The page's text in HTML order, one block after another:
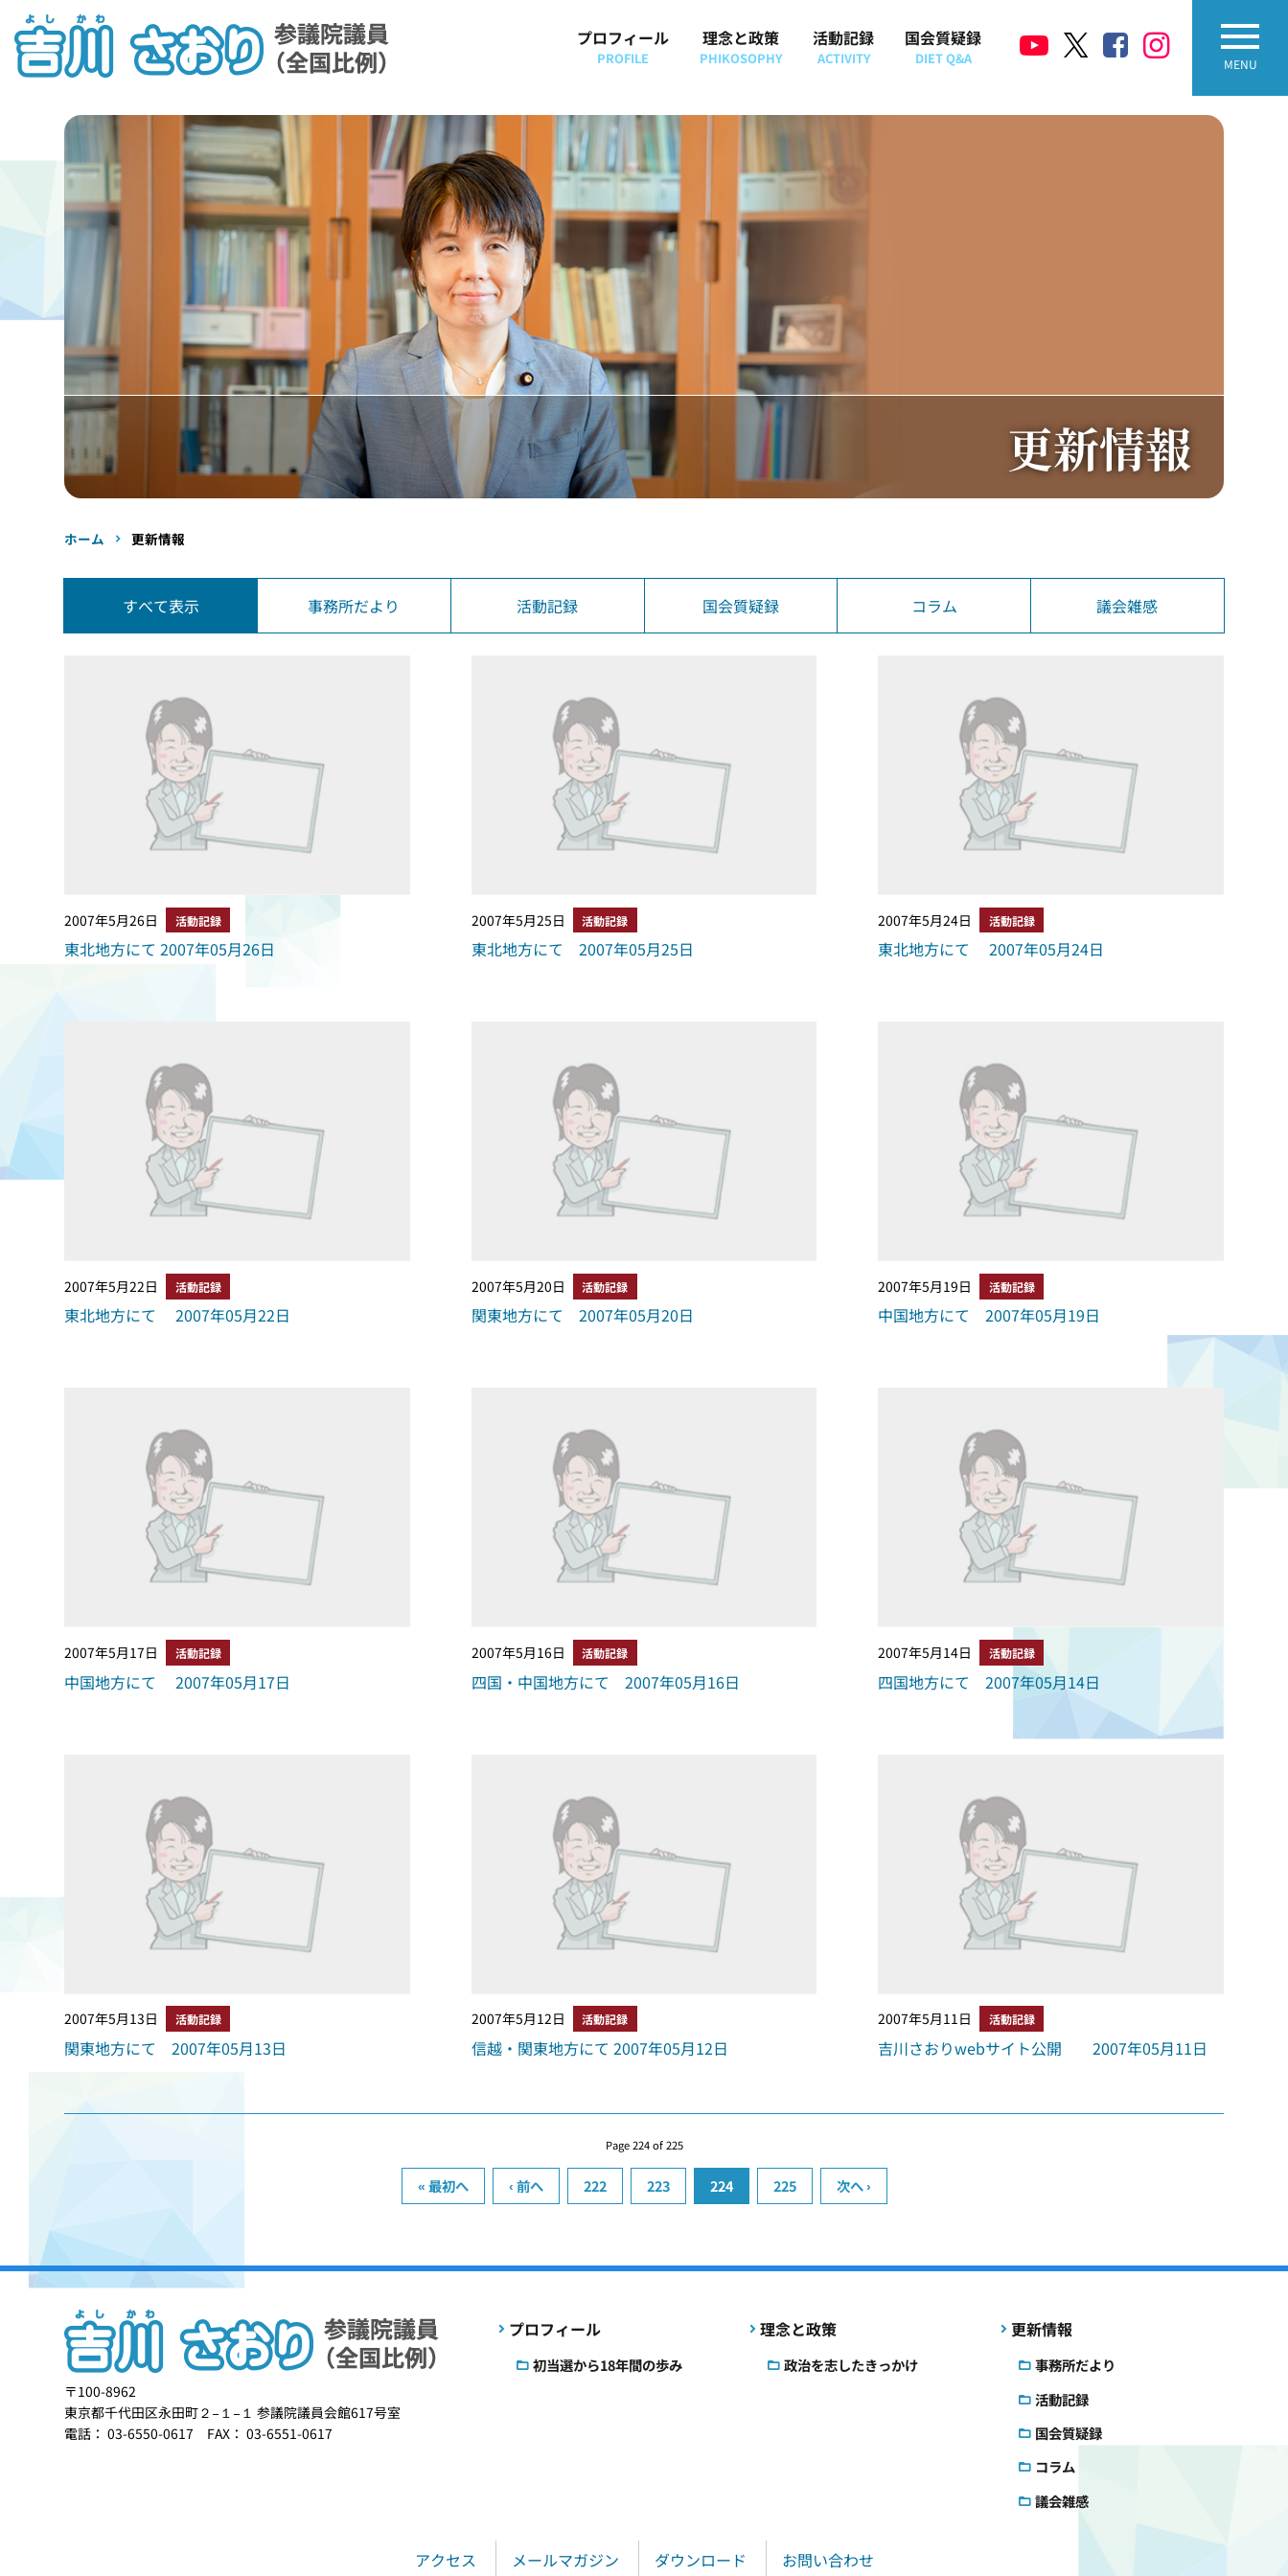
プロフィール
PROFILE
理念と政策
PHIKOSOPHY
活動記録
ACTIVITY
国会質疑録
DIET Q&A MENU
更新情報
ホーム 更新情報
すべて表示 事務所だより 活動記録 国会質疑録 コラム 議会雑感
2007年5月26日 活動記録
東北地方にて 2007年05月26日
2007年5月25日 活動記録
東北地方にて 2007年05月25日
2007年5月24日 活動記録
東北地方にて 2007年05月24日
2007年5月22日 活動記録
東北地方にて 2007年05月22日
2007年5月20日 活動記録
関東地方にて 2007年05月20日
2007年5月19日 活動記録
中国地方にて 2007年05月19日
2007年5月17日 活動記録
中国地方にて 2007年05月17日
2007年5月16日 活動記録
四国・中国地方にて 2007年05月16日
2007年5月14日 活動記録
四国地方にて 2007年05月14日
2007年5月13日 活動記録
関東地方にて 2007年05月13日
2007年5月12日 活動記録
信越・関東地方にて 2007年05月12日
2007年5月11日 活動記録
吉川さおりwebサイト公開 2007年05月11日
Page 224 of 225
« 最初へ ‹ 前へ 222 223 224 225 次へ ›
〒100-8962
東京都千代田区永田町２−１−１ 参議院議員会館617号室
電話： 03-6550-0617 FAX： 03-6551-0617
プロフィール
初当選から18年間の歩み
理念と政策
政治を志したきっかけ
更新情報
事務所だより
活動記録
国会質疑録
コラム
議会雑感
アクセス メールマガジン ダウンロード お問い合わせ